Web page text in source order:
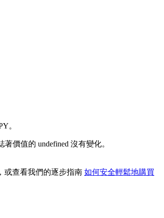
。
價值的 undefined 沒有變化。
，或查看我們的逐步指南 如何安全輕鬆地購買